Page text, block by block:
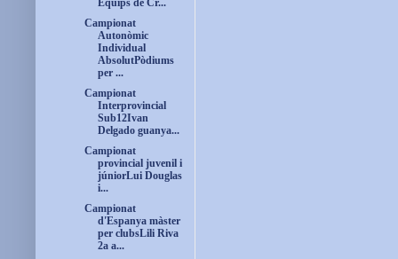
Equips de Cr...
Campionat
Autonòmic
Individual
AbsolutPòdiums
per ...
Campionat
Interprovincial
Sub12Ivan
Delgado guanya...
Campionat
provincial juvenil i
júniorLui Douglas
i...
Campionat
d'Espanya màster
per clubsLili Riva
2a a...